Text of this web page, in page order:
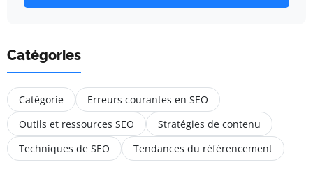
Catégories
Catégorie
Erreurs courantes en SEO
Outils et ressources SEO
Stratégies de contenu
Techniques de SEO
Tendances du référencement